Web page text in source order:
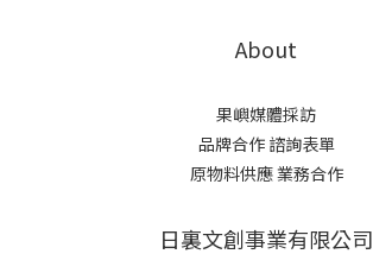
About
果嶼媒體採訪
品牌合作 諮詢表單
原物料供應 業務合作
日裏文創事業有限公司